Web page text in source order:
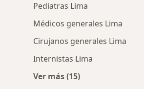
Pediatras Lima
Médicos generales Lima
Cirujanos generales Lima
Internistas Lima
Ver más (15)